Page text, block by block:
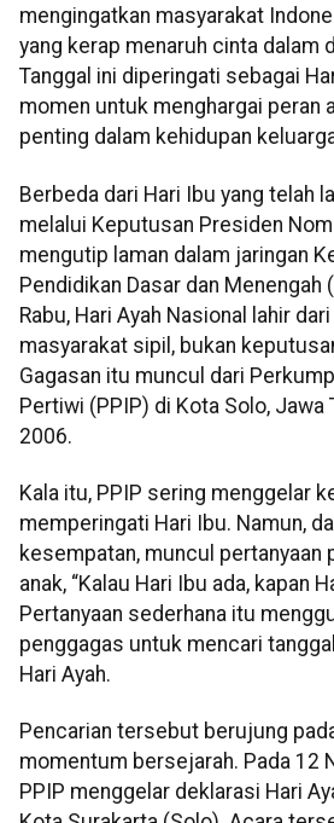
mengingatkan masyarakat
yang kerap menaruh cinta dalam
Tanggal ini diperingati sebagai
momen untuk menghargai peran
penting dalam kehidupan
Berbeda dari Hari Ibu yang telah
melalui Keputusan Presiden
mengutip laman dalam jaringan
Pendidikan Dasar dan Menengah
Rabu, Hari Ayah Nasional lahir
masyarakat sipil, bukan
Gagasan itu muncul dari
Pertiwi (PPIP) di Kota Solo, Jawa
2006.
Kala itu, PPIP sering menggelar
memperingati Hari Ibu. Namun,
kesempatan, muncul pertanyaan
anak, “Kalau Hari Ibu ada, kapan
Pertanyaan sederhana itu
penggagas untuk mencari
Hari Ayah.
Pencarian tersebut berujung
momentum bersejarah. Pada 12
PPIP menggelar deklarasi Hari